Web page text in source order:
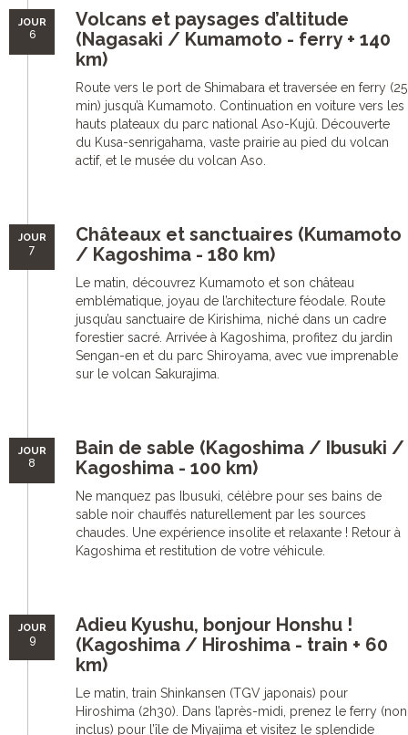
JOUR
6
Volcans et paysages d’altitude
(Nagasaki / Kumamoto - ferry + 140
km)
Route vers le port de Shimabara et traversée en ferry (25
min) jusqu’à Kumamoto. Continuation en voiture vers les
hauts plateaux du parc national Aso-Kujû. Découverte
du Kusa-senrigahama, vaste prairie au pied du volcan
actif, et le musée du volcan Aso.
JOUR
7
Châteaux et sanctuaires (Kumamoto
/ Kagoshima - 180 km)
Le matin, découvrez Kumamoto et son château
emblématique, joyau de l’architecture féodale. Route
jusqu’au sanctuaire de Kirishima, niché dans un cadre
forestier sacré. Arrivée à Kagoshima, profitez du jardin
Sengan-en et du parc Shiroyama, avec vue imprenable
sur le volcan Sakurajima.
JOUR
8
Bain de sable (Kagoshima / Ibusuki /
Kagoshima - 100 km)
Ne manquez pas Ibusuki, célèbre pour ses bains de
sable noir chauffés naturellement par les sources
chaudes. Une expérience insolite et relaxante ! Retour à
Kagoshima et restitution de votre véhicule.
JOUR
9
Adieu Kyushu, bonjour Honshu !
(Kagoshima / Hiroshima - train + 60
km)
Le matin, train Shinkansen (TGV japonais) pour
Hiroshima (2h30). Dans l’après-midi, prenez le ferry (non
inclus) pour l’île de Miyajima et visitez le splendide